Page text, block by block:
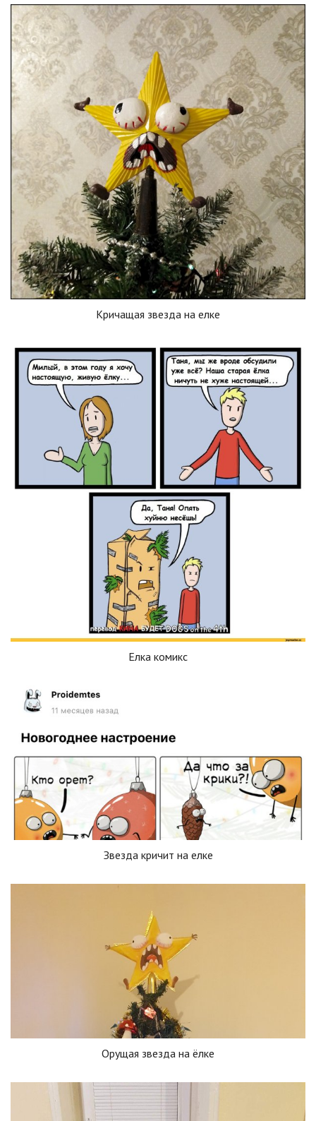
Кричащая звезда на елке
Елка комикс
Звезда кричит на елке
Орущая звезда на ёлке